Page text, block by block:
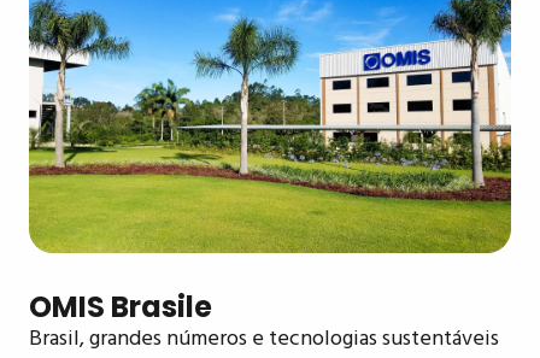
OMIS Brasile
Brasil, grandes números e tecnologias sustentáveis